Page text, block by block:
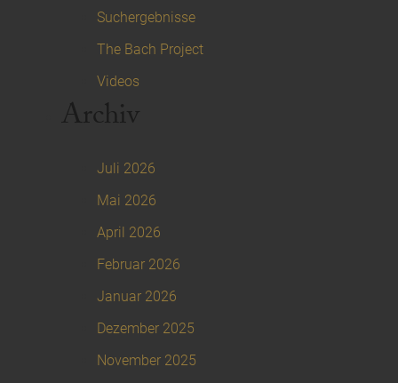
Suchergebnisse
The Bach Project
Videos
Archiv
Juli 2026
Mai 2026
April 2026
Februar 2026
Januar 2026
Dezember 2025
November 2025